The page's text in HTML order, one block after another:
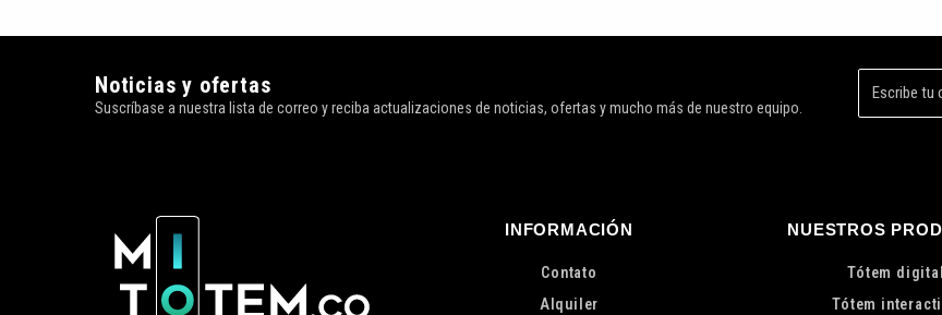
Noticias y ofertas
Suscríbase a nuestra lista de correo y reciba actualizaciones de noticias, ofertas y mucho más de nuestro equipo.
INFORMACIÓN
Contato
Alquiler
NUESTROS
Tótem digital
Tótem